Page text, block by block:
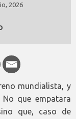
2026
mundialista, y
que empatara
que, caso de